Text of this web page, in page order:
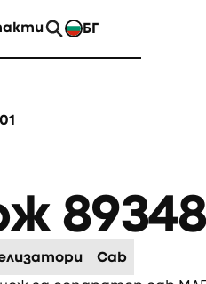
БГ
Cab